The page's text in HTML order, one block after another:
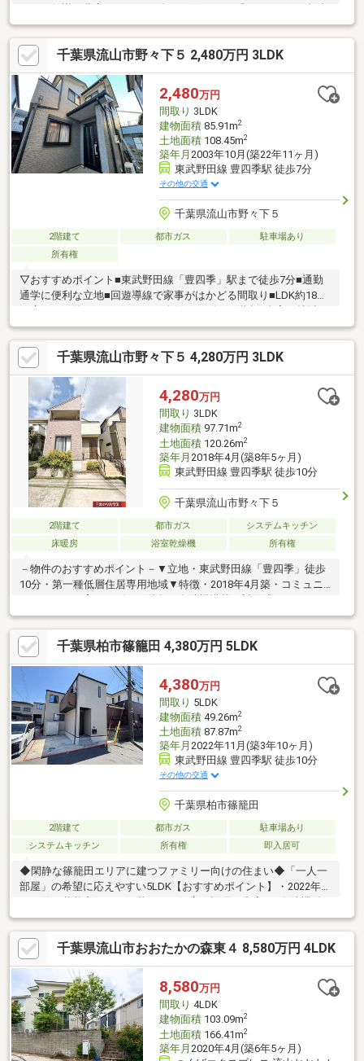
せが出来る～（無料）～【今のお客様のご状況をお聞かせくださ
い】～◆毎月支払う住居費って自分達はいくらなら大丈夫かな。
◆歳を重ねてもずっと安心して暮らせる場所がいい！◆購入はし
たいけど、手続きとか税金とか色々心配。期待も大きい反面、悩
みや不安も多いと思います。不動産売買専門店でお客様と一緒に
悩んできた数が多い私達だから解決出来る問題があります。
千葉県流山市野々下５ 2,480万円 3LDK
2,480万円
間取り 3LDK
建物面積85.91m2
土地面積108.45m2
築年月 2003年10月(築22年11ヶ月)
東武野田線 豊四季駅 徒歩7分
その他の交通
千葉県流山市野々下５
2階建て 都市ガス
駐車場あり
所有権
▽おすすめポイント■東武野田線「豊四季」駅まで徒歩7分■通勤
通学に便利な立地■回遊導線で家事がはかどる間取り■LDK約18帖
上！二面採光で日当たり良好■小学校まで徒歩約8分！通勤通学に
便利な立地▽周辺環境■ベルクス新豊四季店 約658m/徒歩約9分
■セブンイレブン柏豊四季駅東店 約396m/徒歩約5分■マツモト
キヨシ豊四季店 約443m/徒歩約6分■田村内科クリニック 約
57m/徒歩約1分■まなびの森保育園豊四季 約526m/徒歩約7分■
野々下6号公園 約282m/徒歩約4分
千葉県流山市野々下５ 4,280万円 3LDK
4,280万円
間取り 3LDK
建物面積97.71m2
土地面積120.26m2
築年月 2018年4月(築8年5ヶ月)
東武野田線 豊四季駅 徒歩10分
千葉県流山市野々下５
2階建て 都市ガス
システムキッチン
床暖房
浴室乾燥機 所有権
－物件のおすすめポイント－▼立地・東武野田線「豊四季」徒歩
10分・第一種低層住居専用地域▼特徴・2018年4月築・コミュニ
水回りを1箇所に集約、家事動線良好・前面道路は南東側幅員約
7.9mの公道▼設備・床暖房(LD)▼周辺環境・ジャパンミート卸売
市場流山店 徒歩7分(約500m)・流山市立長崎小学校 徒歩10分(約
750m)※小・中学校の距離は通学路を利用した距離と異なる場合が
あります■ ご希望の住まい探しをお手伝いします
━━━━━・・・物件の詳細・ご相談はお気軽にお問い合わせく
ださい。
千葉県柏市篠籠田 4,380万円 5LDK
4,380万円
間取り 5LDK
建物面積49.26m2
土地面積87.87m2
築年月 2022年11月(築3年10ヶ月)
東武野田線 豊四季駅 徒歩10分
その他の交通
千葉県柏市篠籠田
2階建て 都市ガス
駐車場あり
システムキッチン
所有権 即入居可
◆閑静な篠籠田エリアに建つファミリー向けの住まい◆「一人一
部屋」の希望に応えやすい5LDK【おすすめポイント】・2022年
きシステムキッチン、エアコン、三面鏡付き洗面化粧台など・リ
ビング階段を介したちょっとしたあいさつが交流のきっかけに・
すべての居室にクローゼット・東武野田線「豊四季」駅まで徒歩
10分の好立地 - 都心へのアクセスに優れる「柏」駅の一つ隣で
す◆◇ご案内・詳細資料のご請求はお気軽にどうぞ◇◆TEL：
047-362-0888----ローンの事なら【住宅ローンに強い】アスライク
まで♪
千葉県流山市おおたかの森東４ 8,580万円 4LDK
8,580万円
間取り 4LDK
建物面積103.09m2
土地面積166.41m2
築年月 2020年4月(築6年5ヶ月)